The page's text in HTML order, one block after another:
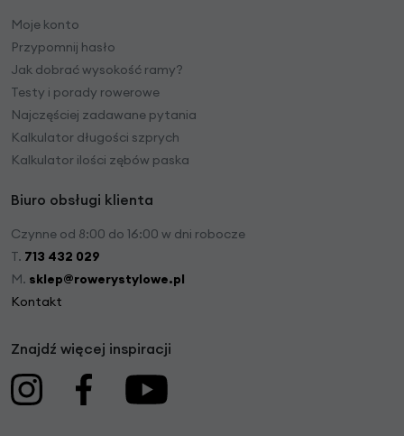
Moje konto
Przypomnij hasło
Jak dobrać wysokość ramy?
Testy i porady rowerowe
Najczęściej zadawane pytania
Kalkulator długości szprych
Kalkulator ilości zębów paska
Biuro obsługi klienta
Czynne od 8:00 do 16:00 w dni robocze
T. 713 432 029
M. sklep@rowerystylowe.pl
Kontakt
Znajdź więcej inspiracji